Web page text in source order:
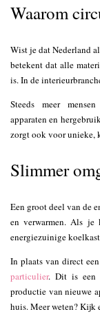
Waarom
Wist je dat Nederland
betekent dat alle
is. In de
Steeds meer
apparaten en
zorgt ook voor unieke,
Slimmer
Een groot deel van de
en verwarmen. Als je
energiezuinige
In plaats van direct
particulier. Dit is een
productie van nieuwe
huis. Meer weten? Kijk